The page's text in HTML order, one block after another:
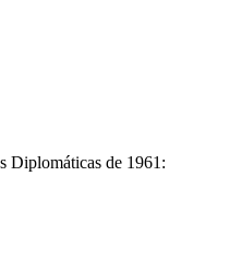
Diplomáticas de 1961: